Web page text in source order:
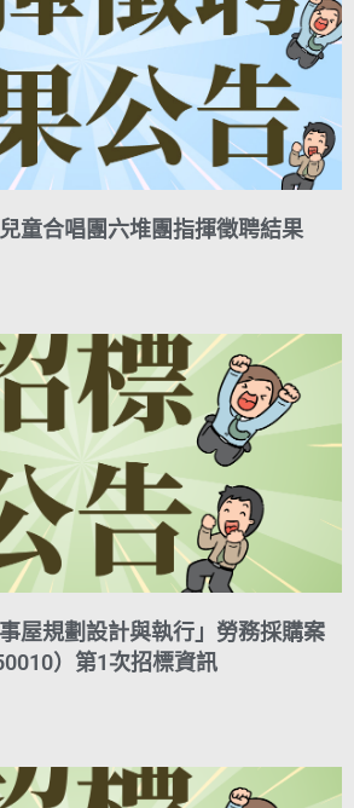
童合唱團六堆團指揮徵聘結果
屋規劃設計與執行」勞務採購案
）第1次招標資訊